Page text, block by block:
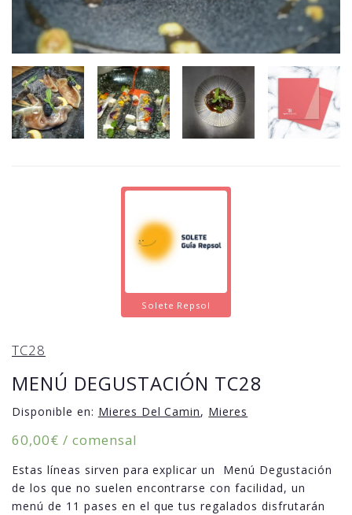
Solete Repsol
TC28
MENÚ DEGUSTACIÓN TC28
Disponible en: Mieres Del Camin, Mieres
60,00€ / comensal
Estas líneas sirven para explicar un Menú Degustación
de los que no suelen encontrarse con facilidad, un
menú de 11 pases en el que tus regalados disfrutarán